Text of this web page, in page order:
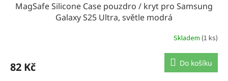
MagSafe Silicone Case pouzdro / kryt pro Samsung
Galaxy S25 Ultra, světle modrá
Skladem (1 ks)
82 Kč Do košíku